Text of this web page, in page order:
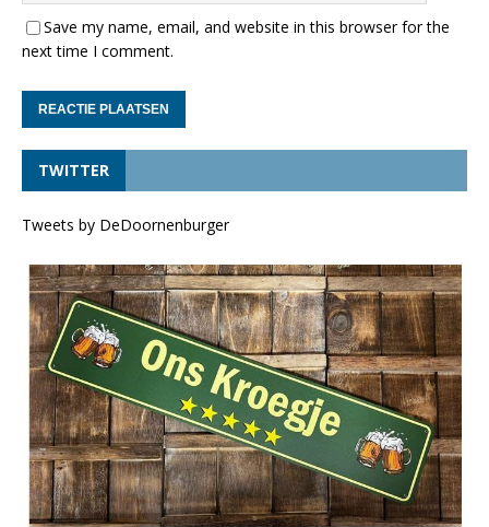
Save my name, email, and website in this browser for the
next time I comment.
TWITTER
Tweets by DeDoornenburger